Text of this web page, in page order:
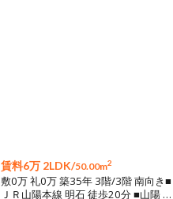
賃料6万 2LDK/50.00m2
敷0万 礼0万 築35年 3階/3階 南向き■
ＪＲ山陽本線 明石 徒歩20分 ■山陽 …